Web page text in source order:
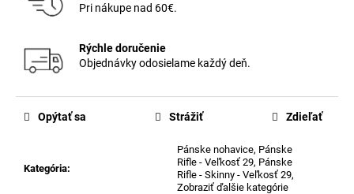
Pri nákupe nad 60€.
Rýchle doručenie
Objednávky odosielame každý deň.
Kategória:
Pánske nohavice, Pánske
Rifle - Veľkosť 29, Pánske
Rifle - Skinny - Veľkosť 29,
Zobraziť ďalšie kategórie
Opýtať sa Strážiť Zdieľať